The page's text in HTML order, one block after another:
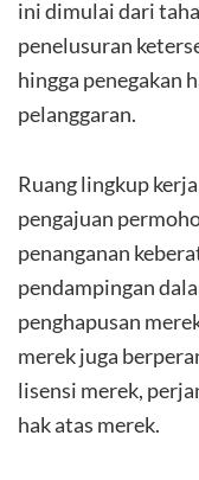
ini dimulai dari
penelusuran
hingga penegakan
pelanggaran.
Ruang lingkup
pengajuan
penanganan
pendampingan
penghapusan
merek juga
lisensi merek,
hak atas merek.